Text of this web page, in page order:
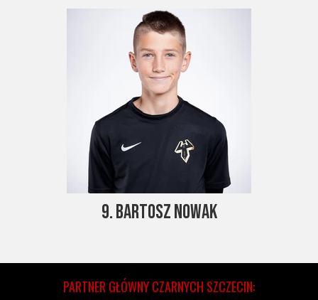
9. Bartosz Nowak
PARTNER GŁÓWNY CZARNYCH SZCZECIN: